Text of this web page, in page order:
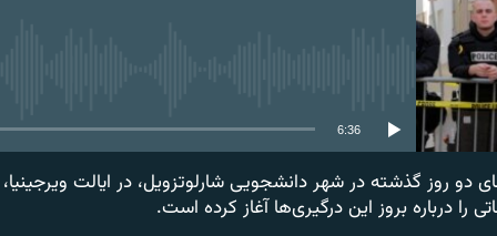
6:36
روز گذشته در شهر دانشجویی شارلوتزویل، در ایالت ویرجینیا،
را درباره بروز این درگیری‌ها آغاز کرده است.